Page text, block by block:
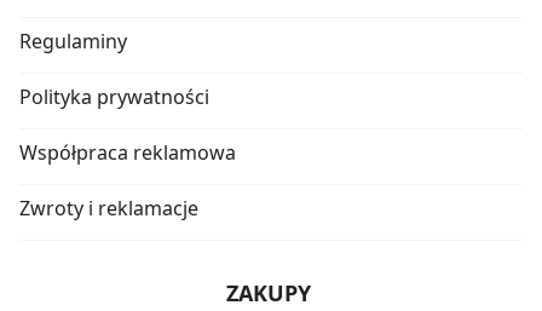
Regulaminy
Polityka prywatności
Współpraca reklamowa
Zwroty i reklamacje
ZAKUPY